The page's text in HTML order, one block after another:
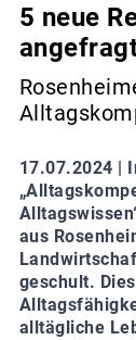
5 neue
17.07.2024 |
aus
geschult.
alltägliche